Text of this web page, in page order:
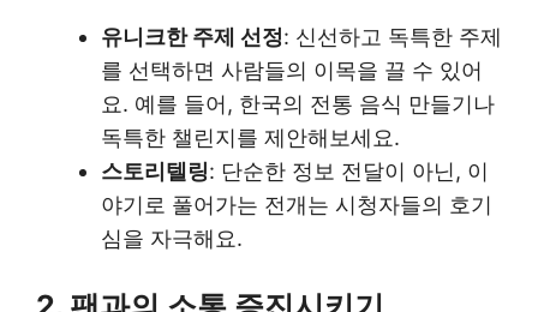
유니크한 주제 선정: 신선하고 독특한 주제
를 선택하면 사람들의 이목을 끌 수 있어
요. 예를 들어, 한국의 전통 음식 만들기나
독특한 챌린지를 제안해보세요.
스토리텔링: 단순한 정보 전달이 아닌, 이
야기로 풀어가는 전개는 시청자들의 호기
심을 자극해요.